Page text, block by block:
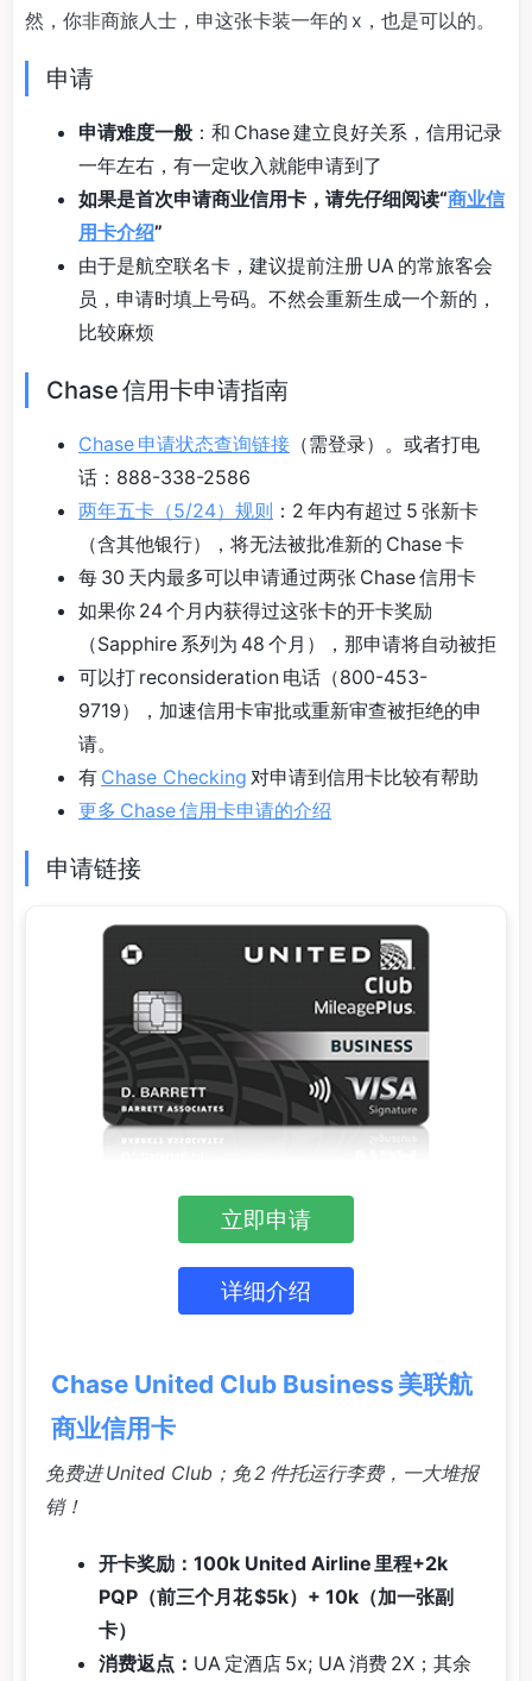
然，你非商旅人士，申这张卡装一年的 x，也是可以的。
申请
申请难度一般 ：和 Chase 建立良好关系，信用记录
一年左右，有一定收入就能申请到了
如果是首次申请商业信用卡，请先仔细阅读“商业信
用卡介绍”
由于是航空联名卡，建议提前注册 UA 的常旅客会
员，申请时填上号码。不然会重新生成一个新的，
比较麻烦
Chase 信用卡申请指南
Chase 申请状态查询链接 （需登录）。或者打电
话：888-338-2586
两年五卡（5/24）规则 ：2 年内有超过 5 张新卡
（含其他银行），将无法被批准新的 Chase 卡
每 30 天内最多可以申请通过两张 Chase 信用卡
如果你 24 个月内获得过这张卡的开卡奖励
（Sapphire 系列为 48 个月），那申请将自动被拒
可以打 reconsideration 电话（800-453-
9719），加速信用卡审批或重新审查被拒绝的申
请。
有 Chase Checking 对申请到信用卡比较有帮助
更多 Chase 信用卡申请的介绍
申请链接
立即申请
详细介绍
Chase United Club Business 美联航
商业信用卡
免费进 United Club；免 2 件托运行李费，一大堆报
销！
开卡奖励：100k United Airline 里程+2k
PQP（前三个月花 $5k）+ 10k（加一张副
卡）
消费返点： UA 定酒店 5x; UA 消费 2X；其余